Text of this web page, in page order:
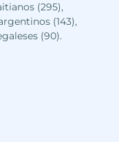
(295),
(143),
(90).